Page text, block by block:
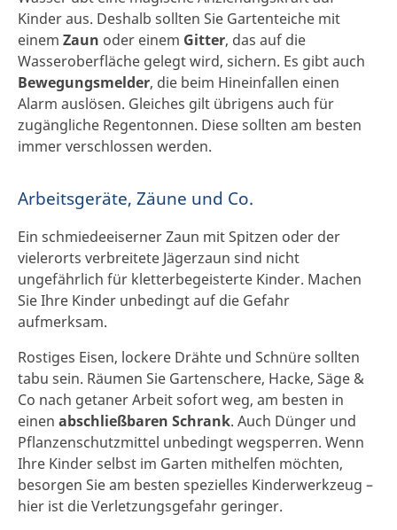
Kinder aus. Deshalb sollten Sie Gartenteiche mit
einem Zaun oder einem Gitter, das auf die
Wasseroberfläche gelegt wird, sichern. Es gibt auch
Bewegungsmelder, die beim Hineinfallen einen
Alarm auslösen. Gleiches gilt übrigens auch für
zugängliche Regentonnen. Diese sollten am besten
immer verschlossen werden.
Arbeitsgeräte, Zäune und Co.
Ein schmiedeeiserner Zaun mit Spitzen oder der
vielerorts verbreitete Jägerzaun sind nicht
ungefährlich für kletterbegeisterte Kinder. Machen
Sie Ihre Kinder unbedingt auf die Gefahr
aufmerksam.
Rostiges Eisen, lockere Drähte und Schnüre sollten
tabu sein. Räumen Sie Gartenschere, Hacke, Säge &
Co nach getaner Arbeit sofort weg, am besten in
einen abschließbaren Schrank. Auch Dünger und
Pflanzenschutzmittel unbedingt wegsperren. Wenn
Ihre Kinder selbst im Garten mithelfen möchten,
besorgen Sie am besten spezielles Kinderwerkzeug –
hier ist die Verletzungsgefahr geringer.